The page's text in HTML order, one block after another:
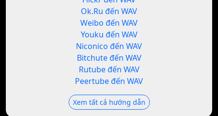
Ok.Ru đến WAV
Weibo đến WAV
Youku đến WAV
Niconico đến WAV
Bitchute đến WAV
Rutube đến WAV
Peertube đến WAV
Xem tất cả hướng dẫn